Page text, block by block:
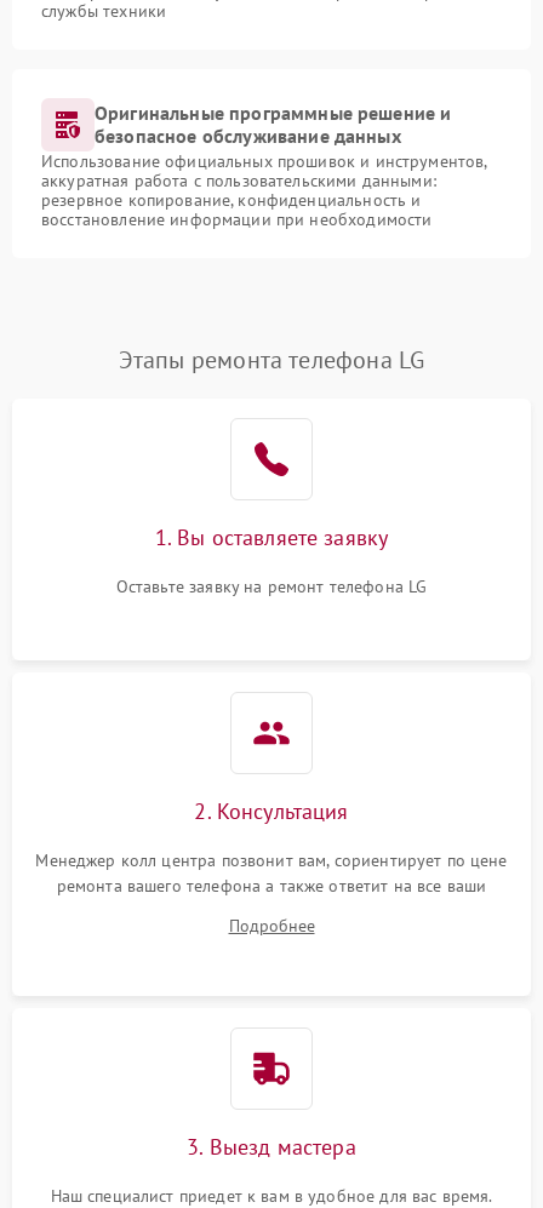
службы техники
Оригинальные программные решение и
безопасное обслуживание данных
Использование официальных прошивок и инструментов,
аккуратная работа с пользовательскими данными:
резервное копирование, конфиденциальность и
восстановление информации при необходимости
Этапы ремонта телефона LG
1. Вы оставляете заявку
Оставьте заявку на ремонт телефона LG
2. Консультация
Менеджер колл центра позвонит вам, сориентирует по цене
ремонта вашего телефона а также ответит на все ваши
Подробнее
3. Выезд мастера
Наш специалист приедет к вам в удобное для вас время.